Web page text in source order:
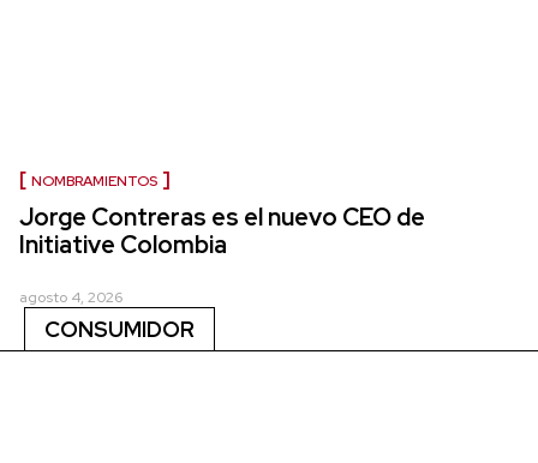
NOMBRAMIENTOS
Jorge Contreras es el nuevo CEO de
Initiative Colombia
agosto 4, 2026
CONSUMIDOR